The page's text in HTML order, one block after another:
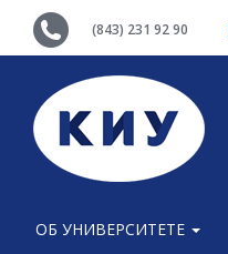
(843) 231 92 90
ОБ УНИВЕРСИТЕТЕ